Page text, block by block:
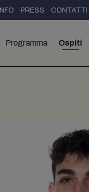
INFO PRESS CONTATTI
Programma Ospiti